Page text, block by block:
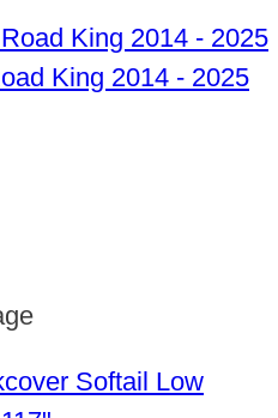
King 2014 - 2025